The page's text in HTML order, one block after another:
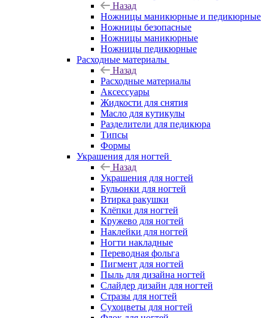
Назад
Ножницы маникюрные и педикюрные
Ножницы безопасные
Ножницы маникюрные
Ножницы педикюрные
Расходные материалы
Назад
Расходные материалы
Аксессуары
Жидкости для снятия
Масло для кутикулы
Разделители для педикюра
Типсы
Формы
Украшения для ногтей
Назад
Украшения для ногтей
Бульонки для ногтей
Втирка ракушки
Клёпки для ногтей
Кружево для ногтей
Наклейки для ногтей
Ногти накладные
Переводная фольга
Пигмент для ногтей
Пыль для дизайна ногтей
Слайдер дизайн для ногтей
Стразы для ногтей
Сухоцветы для ногтей